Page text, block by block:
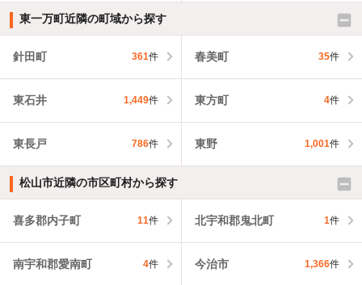
東一万町近隣の町域から探す
針田町 361件 春美町 35件
東石井 1,449件 東方町 4件
東長戸 786件 東野 1,001件
松山市近隣の市区町村から探す
喜多郡内子町 11件 北宇和郡鬼北町 1件
南宇和郡愛南町 4件 今治市 1,366件